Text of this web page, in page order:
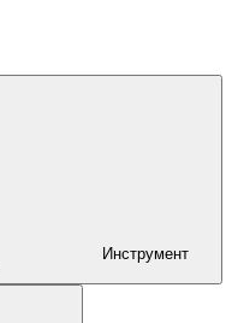
Инструмент